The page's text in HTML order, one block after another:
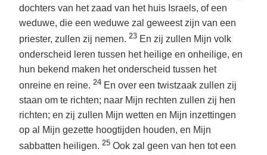
dochters van het zaad van het huis Israels, of een
weduwe, die een weduwe zal geweest zijn van een
priester, zullen zij nemen. 23 En zij zullen Mijn volk
onderscheid leren tussen het heilige en onheilige, en
hun bekend maken het onderscheid tussen het
onreine en reine. 24 En over een twistzaak zullen zij
staan om te richten; naar Mijn rechten zullen zij hen
richten; en zij zullen Mijn wetten en Mijn inzettingen
op al Mijn gezette hoogtijden houden, en Mijn
sabbatten heiligen. 25 Ook zal geen van hen tot een